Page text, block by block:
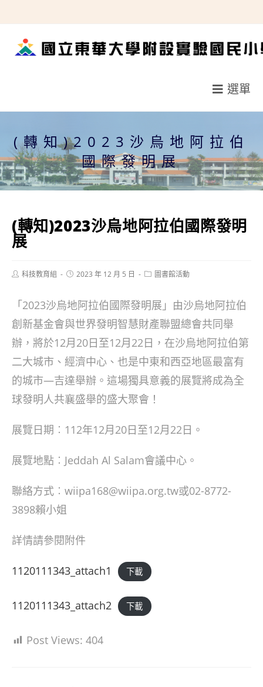
轉
選單
(轉知)2023沙烏地阿拉伯
國際發明展
(轉知)2023沙烏地阿拉伯國際發明
展
Post科技教育組
Post2023 年 12 月 5 日
Post圖書館活動
「2023沙烏地阿拉伯國際發明展」由沙烏地阿拉伯
創新基金會與世界發明智慧財產聯盟總會共同舉
辦，將於12月20日至12月22日，在沙烏地阿拉伯第
二大城市、經濟中心、也是中東和西亞地區最富有
的城市—吉達舉辦。這場獨具意義的展覽將成為全
球發明人共襄盛舉的盛大聚會！
展覽日期︰112年12月20日至12月22日。
展覽地點︰Jeddah Al Salam會議中心。
聯絡方式︰wiipa168@wiipa.org.tw或02-8772-
3898賴小姐
詳情請參閱附件
1120111343_attach1 下載
1120111343_attach2 下載
Post Views: 404